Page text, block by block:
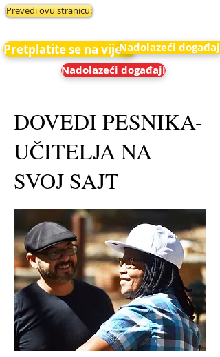
Prevedi ovu stranicu:
Pretplatite se na vijestiNadolazeći događaji
Nadolazeći događaji
DOVEDI PESNIKA-
UČITELJA NA
SVOJ SAJT